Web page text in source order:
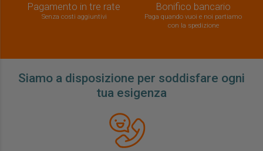
Pagamento in tre rate
Senza costi aggiuntivi
Bonifico bancario
Paga quando vuoi e noi partiamo
con la spedizione
Siamo a disposizione per soddisfare ogni
tua esigenza